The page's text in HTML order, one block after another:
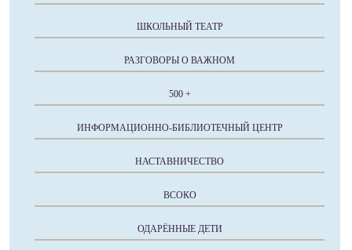
ШКОЛЬНЫЙ ТЕАТР
РАЗГОВОРЫ О ВАЖНОМ
500 +
ИНФОРМАЦИОННО-БИБЛИОТЕЧНЫЙ ЦЕНТР
НАСТАВНИЧЕСТВО
ВСОКО
ОДАРЁННЫЕ ДЕТИ